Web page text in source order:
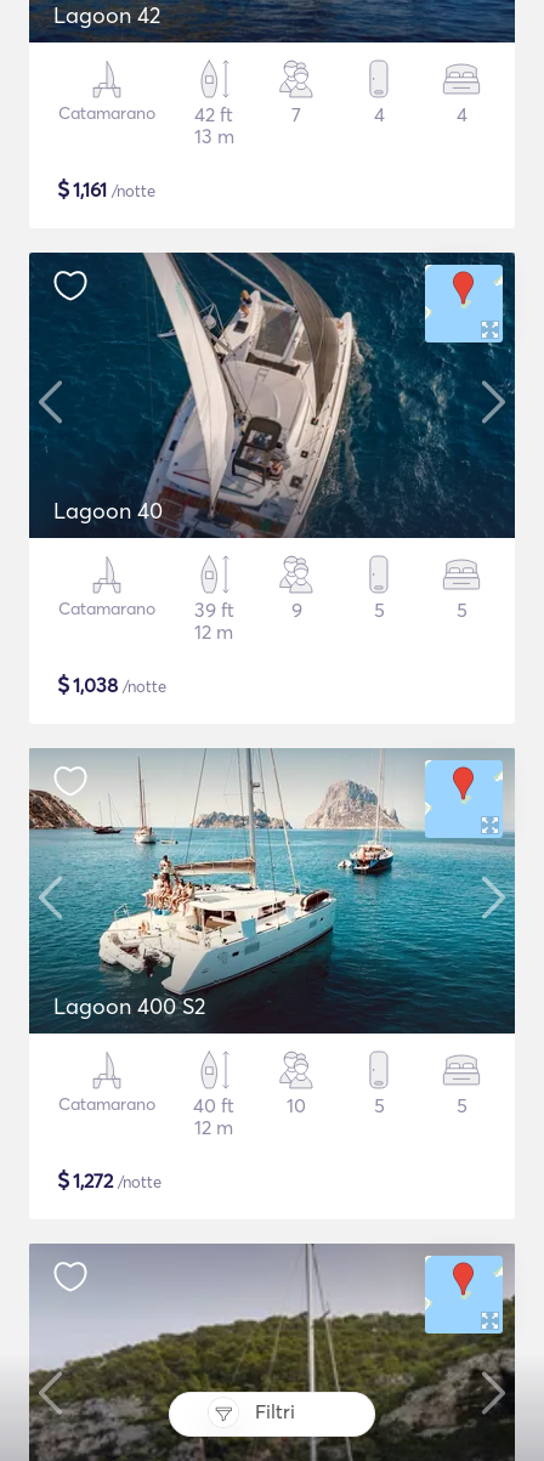
Filtri
Lagoon 42
Catamarano
42 ft
13 m
7 4 4
$1,161 /notte
Lagoon 40
Catamarano
39 ft
12 m
9 5 5
$1,038 /notte
Lagoon 400 S2
Catamarano
40 ft
12 m
10 5 5
$1,272/notte